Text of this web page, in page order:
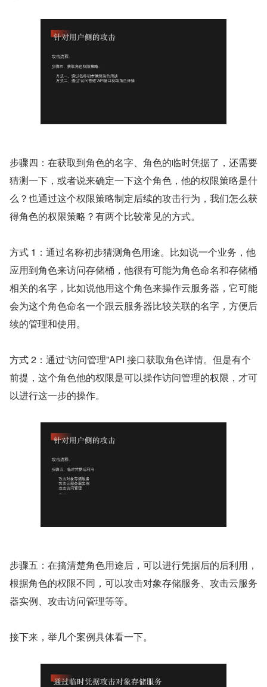
步骤四：在获取到角色的名字、角色的临时凭据了，还需要
猜测一下，或者说来确定一下这个角色，他的权限策略是什
么？也通过这个权限策略制定后续的攻击行为，我们怎么获
得角色的权限策略？有两个比较常见的方式。
方式 1：通过名称初步猜测角色用途。比如说一个业务，他
应用到角色来访问存储桶，他很有可能为角色命名和存储桶
相关的名字，比如说他用这个角色来操作云服务器，它可能
会为这个角色命名一个跟云服务器比较关联的名字，方便后
续的管理和使用。
方式 2：通过“访问管理”API 接口获取角色详情。但是有个
前提，这个角色他的权限是可以操作访问管理的权限，才可
以进行这一步的操作。
步骤五：在搞清楚角色用途后，可以进行凭据后的后利用，
根据角色的权限不同，可以攻击对象存储服务、攻击云服务
器实例、攻击访问管理等等。
接下来，举几个案例具体看一下。